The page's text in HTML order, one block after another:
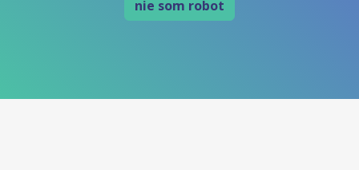
nie som robot